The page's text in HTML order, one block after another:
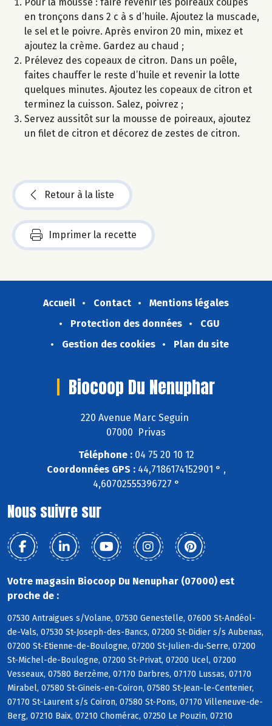
en tronçons dans 2 c à s d’huile. Ajoutez la muscade,
le sel et le poivre. Après environ 20 min, mixez et
ajoutez la crème. Gardez au chaud ;
Prélevez des copeaux de citron. Dans un poêle,
faites chauffer le reste d’huile et revenir la lotte
quelques minutes. Ajoutez les copeaux de citron et
terminez la cuisson. Salez, poivrez ;
Servez aussitôt sur la mousse de poireaux, ajoutez
un filet de citron et décorez de zestes de citron.
Retour à la liste
Imprimer la recette
Accueil Contact
Mentions légales
Protection des données
CGU
Gestion des cookies
Plan du site
Biocoop Du Nenuphar
220 Avenue Marc Seguin
07000 Privas
Téléphone :04 75 20 10 12
Coordonnées GPS :44,7186174152901 ° ,
4,60702555396727 °
Nous suivre sur
Votre magasin Biocoop Du Nenuphar (07000) est
proche de :
07530 Antraigues s/Volane, 07530 Genestelle, 07600 St-Andéol-
de-Vals, 07530 St-Joseph-des-Bancs, 07200 St-Didier s/s Aubenas,
07200 St-Etienne-de-Boulogne, 07200 St-Julien-du-Serre, 07200
St-Michel-de-Boulogne, 07200 St-Privat, 07200 Ucel, 07200
Vesseaux, 07580 Berzème, 07170 Darbres, 07170 Lussas, 07170
Mirabel, 07580 St-Gineis-en-Coiron, 07580 St-Jean-le-Centenier,
07170 St-Laurent s/s Coiron, 07580 St-Pons, 07170 Villeneuve-de-
Berg, 07210 Baix, 07210 Chomérac, 07250 Le Pouzin, 07210